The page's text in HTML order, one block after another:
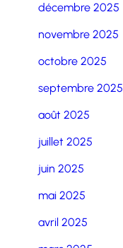
décembre 2025
novembre 2025
octobre 2025
septembre 2025
août 2025
juillet 2025
juin 2025
mai 2025
avril 2025